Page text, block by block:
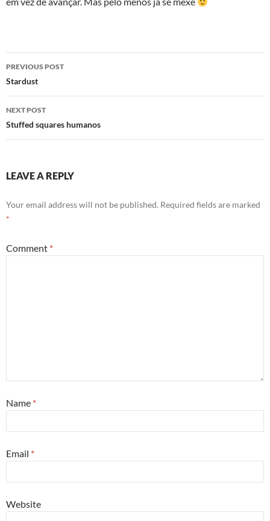
Post
navigation
PREVIOUS POST
Stardust
NEXT POST
Stuffed squares humanos
LEAVE A REPLY
Your email address will not be published. Required fields are marked
*
Comment *
Name *
Email *
Website